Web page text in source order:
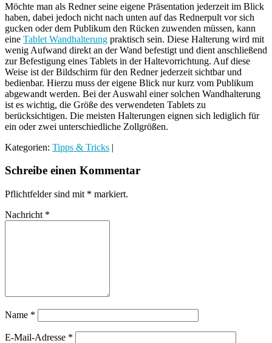
Möchte man als Redner seine eigene Präsentation jederzeit im Blick
haben, dabei jedoch nicht nach unten auf das Rednerpult vor sich
gucken oder dem Publikum den Rücken zuwenden müssen, kann
eine Tablet Wandhalterung praktisch sein. Diese Halterung wird mit
wenig Aufwand direkt an der Wand befestigt und dient anschließend
zur Befestigung eines Tablets in der Haltevorrichtung. Auf diese
Weise ist der Bildschirm für den Redner jederzeit sichtbar und
bedienbar. Hierzu muss der eigene Blick nur kurz vom Publikum
abgewandt werden. Bei der Auswahl einer solchen Wandhalterung
ist es wichtig, die Größe des verwendeten Tablets zu
berücksichtigen. Die meisten Halterungen eignen sich lediglich für
ein oder zwei unterschiedliche Zollgrößen.
Kategorien: Tipps & Tricks |
Schreibe einen Kommentar
Pflichtfelder sind mit * markiert.
Nachricht *
Name *
E-Mail-Adresse *